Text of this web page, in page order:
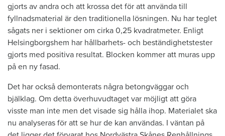
gjorts av andra och att krossa det för att använda till
fyllnadsmaterial är den traditionella lösningen. Nu har teglet
sågats ner i sektioner om cirka 0,25 kvadratmeter. Enligt
Helsingborgshem har hållbarhets- och beständighetstester
gjorts med positiva resultat. Blocken kommer att muras upp
på en ny fasad.
Det har också demonterats några betongväggar och
bjälklag. Om detta överhuvudtaget var möjligt att göra
visste man inte men det visade sig hålla ihop. Materialet ska
nu analyseras för att se hur de kan användas. I väntan på